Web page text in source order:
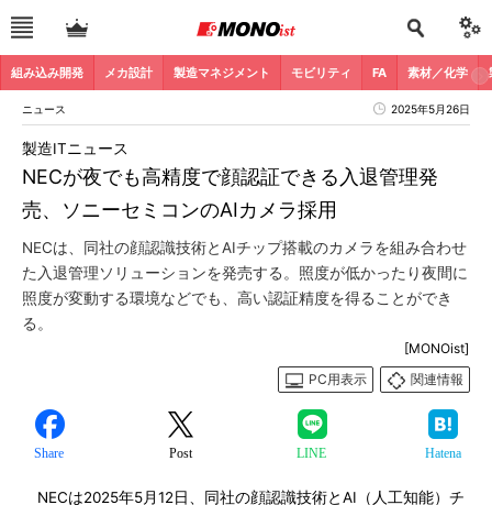
組み込み開発 メカ設計 製造マネジメント モビリティ FA 素材／化学
ニュース 2025年5月26日
NECが夜でも高精度で顔認証できる入退管理発
売、ソニーセミコンのAIカメラ採用
製造ITニュース
NECは、同社の顔認識技術とAIチップ搭載のカメラを組み合わせ
た入退管理ソリューションを発売する。照度が低かったり夜間に
照度が変動する環境などでも、高い認証精度を得ることができ
る。
[MONOist]
PC用表示
関連情報
Share Post LINE Hatena
NECは2025年5月12日、同社の顔認識技術とAI（人工知能）チ